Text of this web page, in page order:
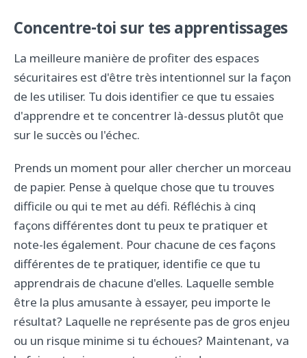
Concentre-toi sur tes apprentissages
La meilleure manière de profiter des espaces
sécuritaires est d'être très intentionnel sur la façon
de les utiliser. Tu dois identifier ce que tu essaies
d'apprendre et te concentrer là-dessus plutôt que
sur le succès ou l'échec.
Prends un moment pour aller chercher un morceau
de papier. Pense à quelque chose que tu trouves
difficile ou qui te met au défi. Réfléchis à cinq
façons différentes dont tu peux te pratiquer et
note-les également. Pour chacune de ces façons
différentes de te pratiquer, identifie ce que tu
apprendrais de chacune d'elles. Laquelle semble
être la plus amusante à essayer, peu importe le
résultat? Laquelle ne représente pas de gros enjeu
ou un risque minime si tu échoues? Maintenant, va